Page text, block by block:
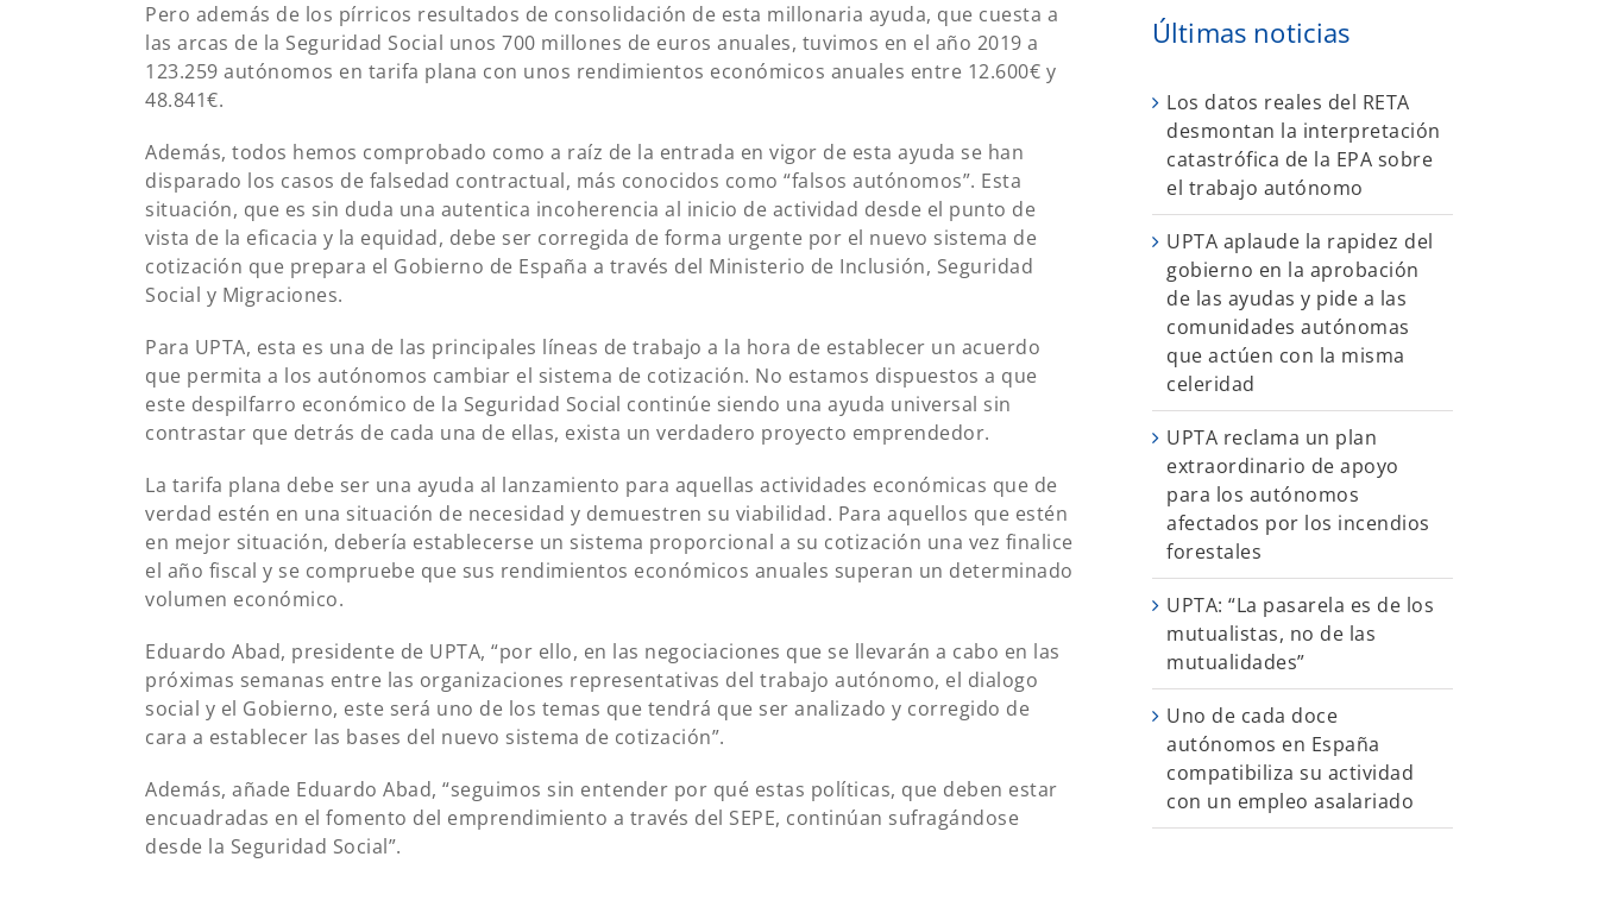
Pero además de los pírricos resultados de consolidación de esta millonaria ayuda, que cuesta a
las arcas de la Seguridad Social unos 700 millones de euros anuales, tuvimos en el año 2019 a
123.259 autónomos en tarifa plana con unos rendimientos económicos anuales entre 12.600€ y
48.841€.
Además, todos hemos comprobado como a raíz de la entrada en vigor de esta ayuda se han
disparado los casos de falsedad contractual, más conocidos como “falsos autónomos”. Esta
situación, que es sin duda una autentica incoherencia al inicio de actividad desde el punto de
vista de la eficacia y la equidad, debe ser corregida de forma urgente por el nuevo sistema de
cotización que prepara el Gobierno de España a través del Ministerio de Inclusión, Seguridad
Social y Migraciones.
Para UPTA, esta es una de las principales líneas de trabajo a la hora de establecer un acuerdo
que permita a los autónomos cambiar el sistema de cotización. No estamos dispuestos a que
este despilfarro económico de la Seguridad Social continúe siendo una ayuda universal sin
contrastar que detrás de cada una de ellas, exista un verdadero proyecto emprendedor.
La tarifa plana debe ser una ayuda al lanzamiento para aquellas actividades económicas que de
verdad estén en una situación de necesidad y demuestren su viabilidad. Para aquellos que estén
en mejor situación, debería establecerse un sistema proporcional a su cotización una vez finalice
el año fiscal y se compruebe que sus rendimientos económicos anuales superan un determinado
volumen económico.
Eduardo Abad, presidente de UPTA, “por ello, en las negociaciones que se llevarán a cabo en las
próximas semanas entre las organizaciones representativas del trabajo autónomo, el dialogo
social y el Gobierno, este será uno de los temas que tendrá que ser analizado y corregido de
cara a establecer las bases del nuevo sistema de cotización”.
Además, añade Eduardo Abad, “seguimos sin entender por qué estas políticas, que deben estar
encuadradas en el fomento del emprendimiento a través del SEPE, continúan sufragándose
desde la Seguridad Social”.
Últimas noticias
Los datos reales del RETA
desmontan la interpretación
catastrófica de la EPA sobre
el trabajo autónomo
UPTA aplaude la rapidez del
gobierno en la aprobación
de las ayudas y pide a las
comunidades autónomas
que actúen con la misma
celeridad
UPTA reclama un plan
extraordinario de apoyo
para los autónomos
afectados por los incendios
forestales
UPTA: “La pasarela es de los
mutualistas, no de las
mutualidades”
Uno de cada doce
autónomos en España
compatibiliza su actividad
con un empleo asalariado